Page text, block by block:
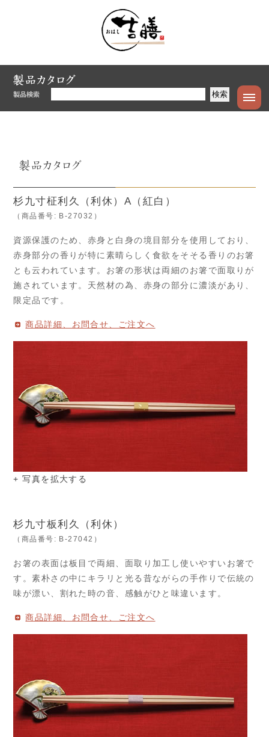
杉九寸柾利久（利休）A（紅白）
（商品番号: B-27032）
資源保護のため、赤身と白身の境目部分を使用しており、
赤身部分の香りが特に素晴らしく食欲をそそる香りのお箸
とも云われています。お箸の形状は両細のお箸で面取りが
施されています。天然材の為、赤身の部分に濃淡があり、
限定品です。
商品詳細、お問合せ、ご注文へ
+ 写真を拡大する
杉九寸板利久（利休）
（商品番号: B-27042）
お箸の表面は板目で両細、面取り加工し使いやすいお箸で
す。素朴さの中にキラリと光る昔ながらの手作りで伝統の
味が漂い、割れた時の音、感触がひと味違います。
商品詳細、お問合せ、ご注文へ